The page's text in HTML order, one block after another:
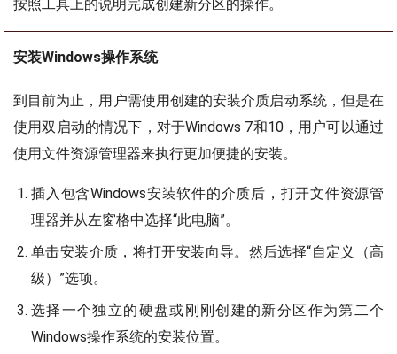
按照工具上的说明完成创建新分区的操作。
安装Windows操作系统
到目前为止，用户需使用创建的安装介质启动系统，但是在
使用双启动的情况下，对于Windows 7和10，用户可以通过
使用文件资源管理器来执行更加便捷的安装。
插入包含Windows安装软件的介质后，打开文件资源管
理器并从左窗格中选择“此电脑”。
单击安装介质，将打开安装向导。然后选择“自定义（高
级）”选项。
选择一个独立的硬盘或刚刚创建的新分区作为第二个
Windows操作系统的安装位置。